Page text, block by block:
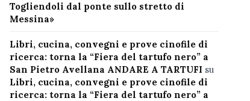
Togliendoli dal ponte sullo stretto di
Messina»
Libri, cucina, convegni e prove cinofile di
ricerca: torna la “Fiera del tartufo nero” a
San Pietro Avellana ANDARE A TARTUFI su
Libri, cucina, convegni e prove cinofile di
ricerca: torna la “Fiera del tartufo nero” a